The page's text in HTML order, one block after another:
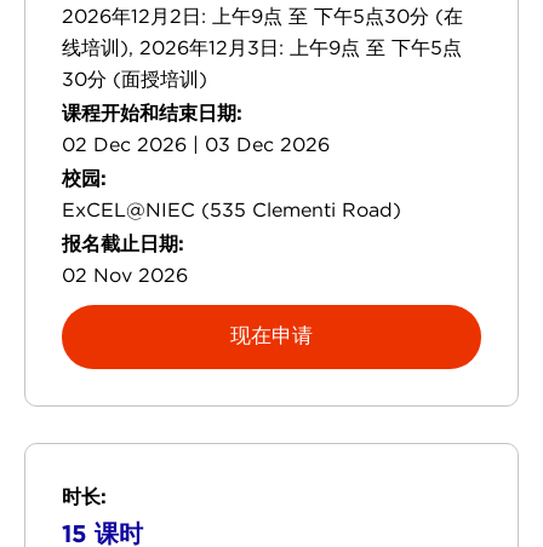
2026年12月2日: 上午9点 至 下午5点30分 (在
线培训), 2026年12月3日: 上午9点 至 下午5点
30分 (面授培训)
课程开始和结束日期:
02 Dec 2026 | 03 Dec 2026
校园:
ExCEL@NIEC (535 Clementi Road)
报名截止日期:
02 Nov 2026
现在申请
时长:
15 课时